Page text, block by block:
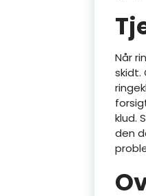
Når
skidt.
klud.
den